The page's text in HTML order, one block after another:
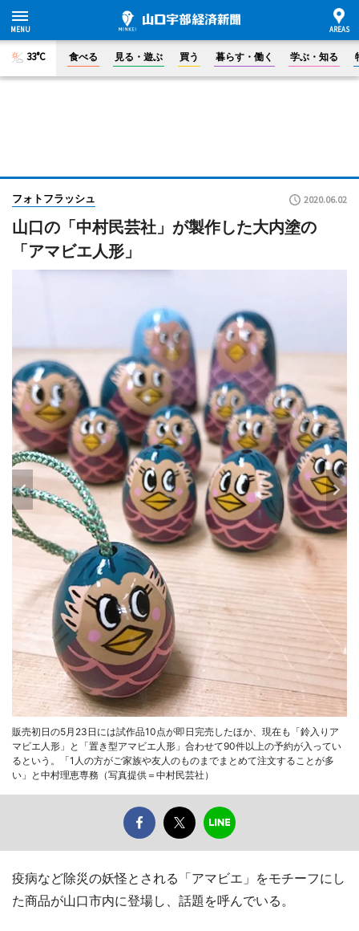
33°C 食べる 見る・遊ぶ 買う 暮らす・働く 学ぶ・知る
フォトフラッシュ 2020.06.02
山口の「中村民芸社」が製作した大内塗の
「アマビエ人形」
販売初日の5月23日には試作品10点が即日完売したほか、現在も「鈴入りア
マビエ人形」と「置き型アマビエ人形」合わせて90件以上の予約が入ってい
るという。「1人の方がご家族や友人のものまでまとめて注文することが多
い」と中村理恵専務（写真提供＝中村民芸社）
疫病など除災の妖怪とされる「アマビエ」をモチーフにし
た商品が山口市内に登場し、話題を呼んでいる。